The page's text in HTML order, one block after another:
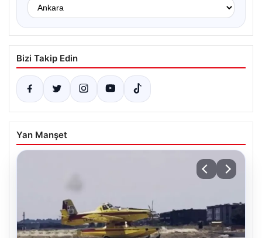
Bizi Takip Edin
Yan Manşet